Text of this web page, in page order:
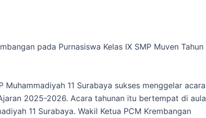
pada Purnasiswa Kelas IX SMP Muven Tahun
11 Surabaya sukses menggelar acara
2025-2026. Acara tahunan itu bertempat di aula
11 Surabaya. Wakil Ketua PCM Krembangan